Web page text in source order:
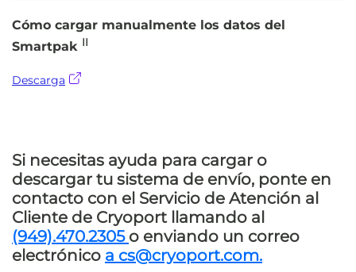
Cómo cargar manualmente los datos del
Smartpak II
Descarga
Si necesitas ayuda para cargar o
descargar tu sistema de envío, ponte en
contacto con el Servicio de Atención al
Cliente de Cryoport llamando al
(949).470.2305 o enviando un correo
electrónico a cs@cryoport.com.